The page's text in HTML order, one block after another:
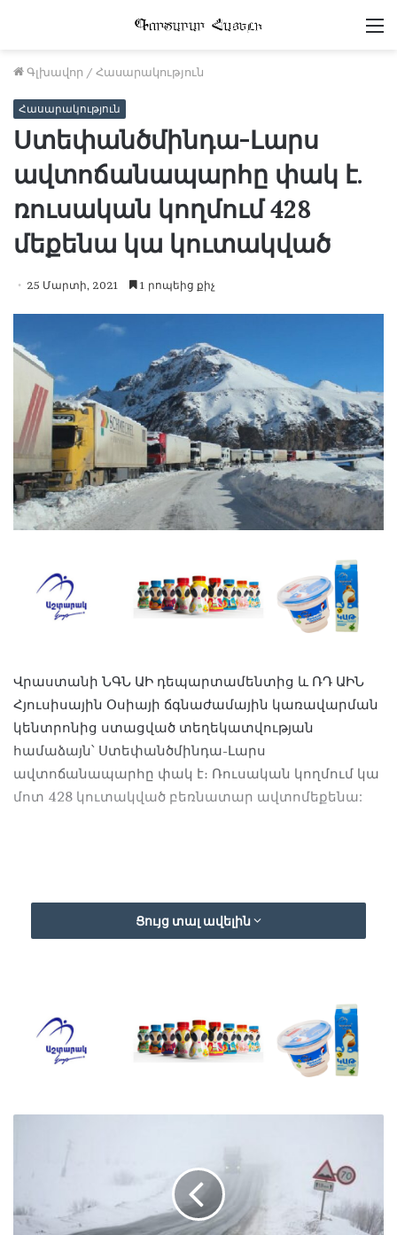
Գլխավոր / Հասարակություն
Հասարակություն
Ստեփանծմինդա-Լարս
ավտոճանապարհը փակ է.
ռուսական կողմում 428
մեքենա կա կուտակված
25 Մարտի, 2021 1 րոպեից քիչ
Վրաստանի ՆԳՆ ԱԻ դեպարտամենտից և ՌԴ ԱԻՆ
Հյուսիսային Օսիայի ճգնաժամային կառավարման
կենտրոնից ստացված տեղեկատվության
համաձայն՝ Ստեփանծմինդա-Լարս
ավտոճանապարհը փակ է։ Ռուսական կողմում կա
մոտ 428 կուտակված բեռնատար ավտոմեքենա:
Ցույց տալ ավելին